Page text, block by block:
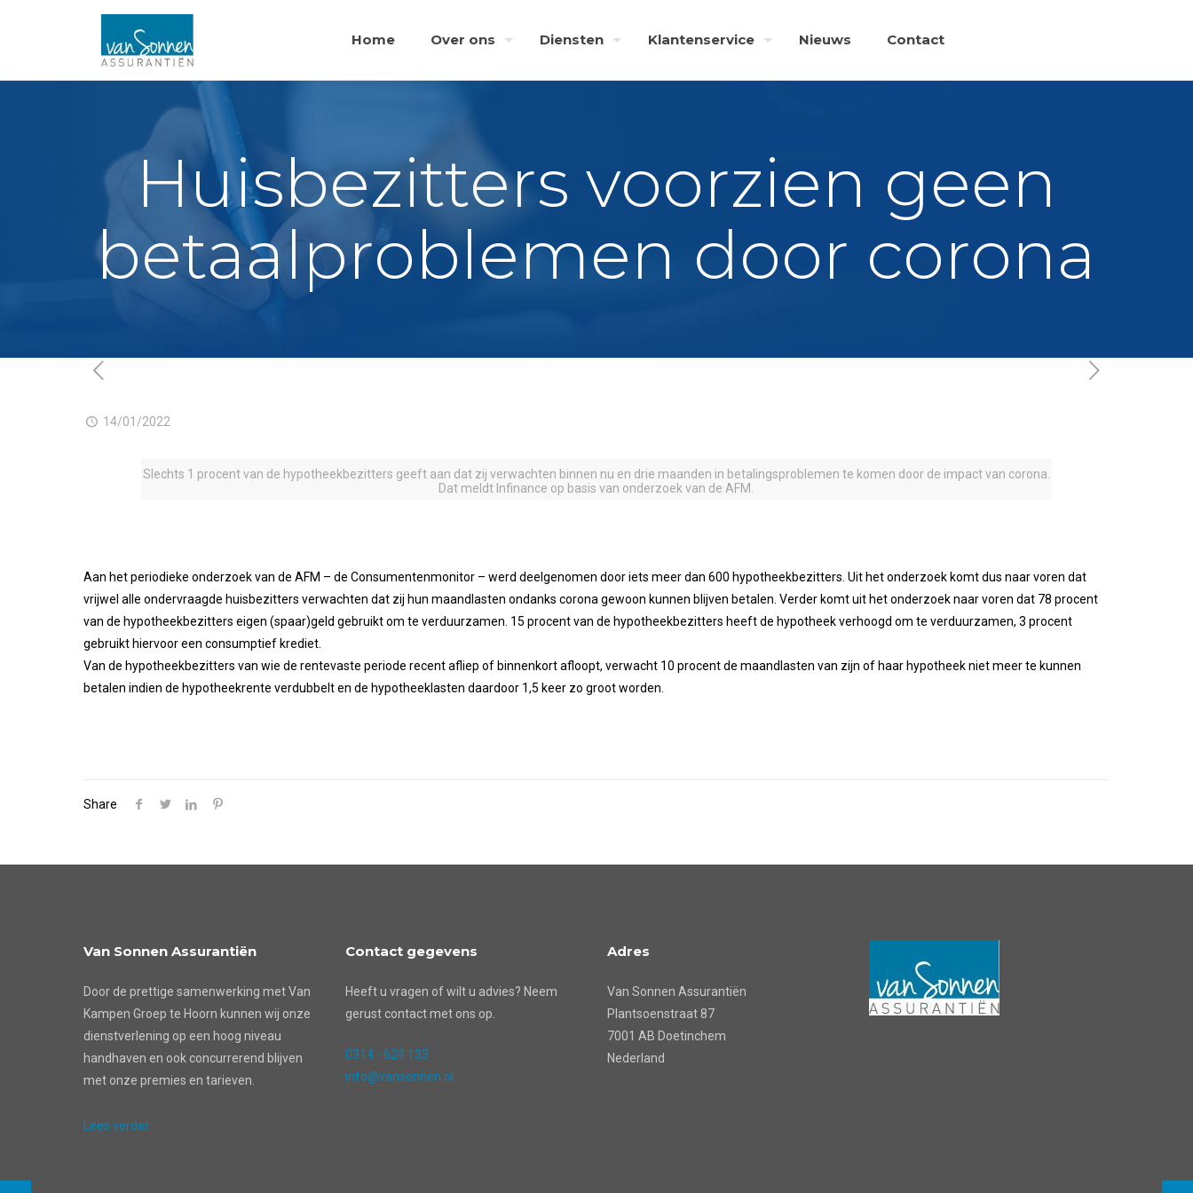
Home Over ons Diensten Klantenservice Nieuws Contact
Huisbezitters voorzien geen
betaalproblemen door corona
14/01/2022
Slechts 1 procent van de hypotheekbezitters geeft aan dat zij verwachten binnen nu en drie maanden in betalingsproblemen te komen door de impact van corona.
Dat meldt Infinance op basis van onderzoek van de AFM.
Aan het periodieke onderzoek van de AFM – de Consumentenmonitor – werd deelgenomen door iets meer dan 600 hypotheekbezitters. Uit het onderzoek komt dus naar voren dat
vrijwel alle ondervraagde huisbezitters verwachten dat zij hun maandlasten ondanks corona gewoon kunnen blijven betalen. Verder komt uit het onderzoek naar voren dat 78 procent
van de hypotheekbezitters eigen (spaar)geld gebruikt om te verduurzamen. 15 procent van de hypotheekbezitters heeft de hypotheek verhoogd om te verduurzamen, 3 procent
gebruikt hiervoor een consumptief krediet.
Van de hypotheekbezitters van wie de rentevaste periode recent afliep of binnenkort afloopt, verwacht 10 procent de maandlasten van zijn of haar hypotheek niet meer te kunnen
betalen indien de hypotheekrente verdubbelt en de hypotheeklasten daardoor 1,5 keer zo groot worden.
Share
Van Sonnen Assurantiën
Door de prettige samenwerking met Van
Kampen Groep te Hoorn kunnen wij onze
dienstverlening op een hoog niveau
handhaven en ook concurrerend blijven
met onze premies en tarieven.
Lees verder
Contact gegevens
Heeft u vragen of wilt u advies? Neem
gerust contact met ons op.
0314 - 624 133
info@vansonnen.nl
Adres
Van Sonnen Assurantiën
Plantsoenstraat 87
7001 AB Doetinchem
Nederland